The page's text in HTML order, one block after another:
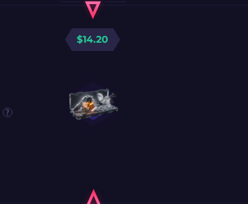
$14.20